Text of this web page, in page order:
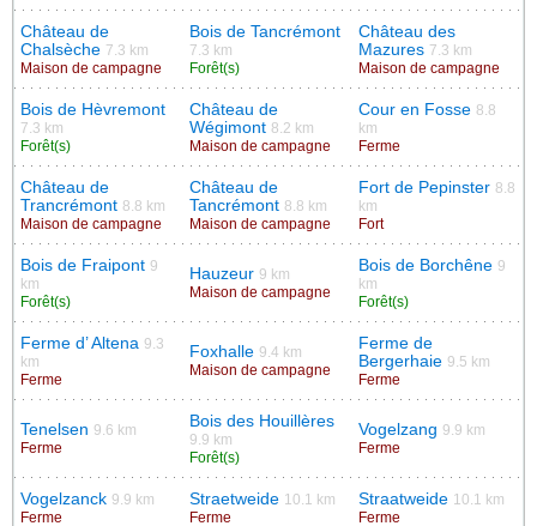
Château de
Chalsèche 7.3 km
Maison de campagne
Bois de Tancrémont
7.3 km
Forêt(s)
Château des
Mazures 7.3 km
Maison de campagne
Bois de Hèvremont
7.3 km
Forêt(s)
Château de
Wégimont 8.2 km
Maison de campagne
Cour en Fosse 8.8
km
Ferme
Château de
Trancrémont 8.8 km
Maison de campagne
Château de
Tancrémont 8.8 km
Maison de campagne
Fort de Pepinster 8.8
km
Fort
Bois de Fraipont 9
km
Forêt(s)
Hauzeur 9 km
Maison de campagne
Bois de Borchêne 9
km
Forêt(s)
Ferme d’ Altena 9.3
km
Ferme
Foxhalle 9.4 km
Maison de campagne
Ferme de
Bergerhaie 9.5 km
Ferme
Tenelsen 9.6 km
Ferme
Bois des Houillères
9.9 km
Forêt(s)
Vogelzang 9.9 km
Ferme
Vogelzanck 9.9 km
Ferme
Straetweide 10.1 km
Ferme
Straatweide 10.1 km
Ferme